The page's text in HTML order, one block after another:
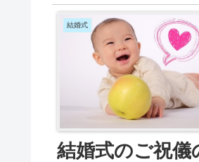
結婚式
結婚式のご祝儀